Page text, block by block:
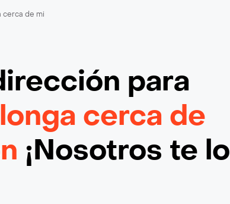
cerca de mi
para
cerca de
¡Nosotros te lo